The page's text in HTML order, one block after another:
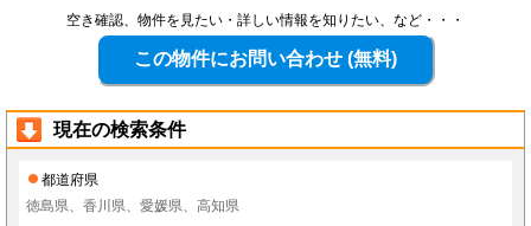
空き確認、物件を見たい・詳しい情報を知りたい、など・・・
現在の検索条件
都道府県
徳島県、香川県、愛媛県、高知県